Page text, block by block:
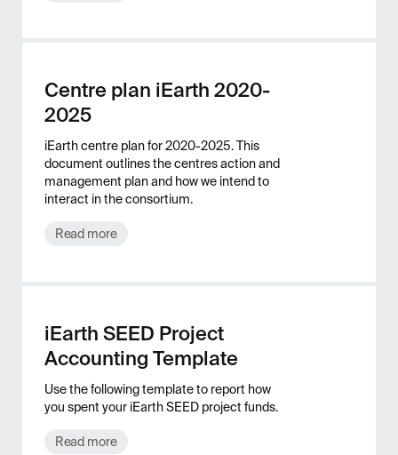
Centre plan iEarth 2020-
2025
iEarth centre plan for 2020-2025. This
document outlines the centres action and
management plan and how we intend to
interact in the consortium.
Read more
iEarth SEED Project
Accounting Template
Use the following template to report how
you spent your iEarth SEED project funds.
Read more